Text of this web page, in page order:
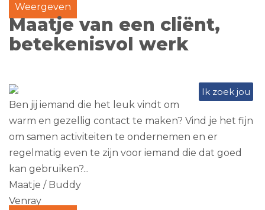
Weergeven
Maatje van een cliënt,
betekenisvol werk
Ik zoek jou
Ben jij iemand die het leuk vindt om
warm en gezellig contact te maken? Vind je het fijn
om samen activiteiten te ondernemen en er
regelmatig even te zijn voor iemand die dat goed
kan gebruiken?...
Maatje / Buddy
Venray